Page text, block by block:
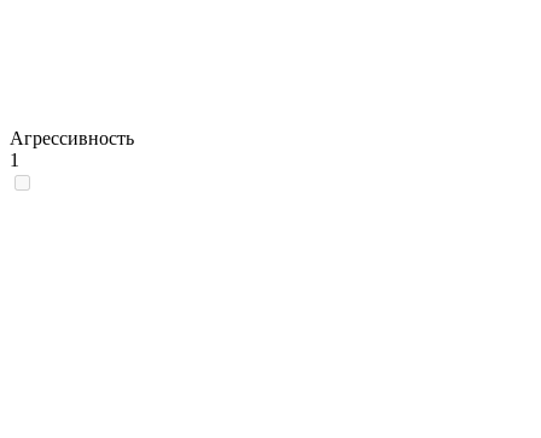
Агрессивность
1